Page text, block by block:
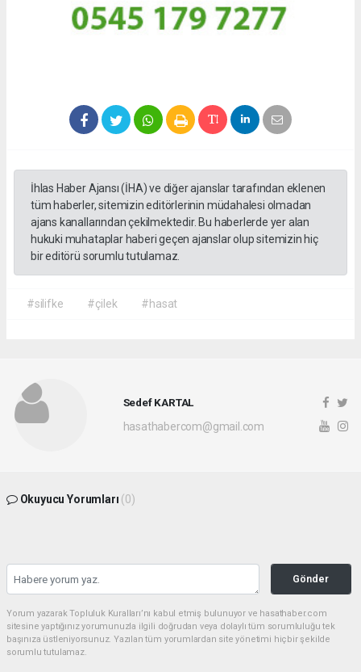
İhlas Haber Ajansı (İHA) ve diğer ajanslar tarafından eklenen
tüm haberler, sitemizin editörlerinin müdahalesi olmadan
ajans kanallarından çekilmektedir. Bu haberlerde yer alan
hukuki muhataplar haberi geçen ajanslar olup sitemizin hiç
bir editörü sorumlu tutulamaz.
#silifke #çilek #hasat
Sedef KARTAL
hasathabercom@gmail.com
Okuyucu Yorumları (0)
Gönder
Yorum yazarak Topluluk Kuralları’nı kabul etmiş bulunuyor ve hasathaber.com
sitesine yaptığınız yorumunuzla ilgili doğrudan veya dolaylı tüm sorumluluğu tek
başınıza üstleniyorsunuz. Yazılan tüm yorumlardan site yönetimi hiçbir şekilde
sorumlu tutulamaz.